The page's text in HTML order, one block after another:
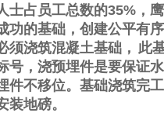
士占员工总数的35% ，
功的基础，创建公平有
须浇筑混凝土基础， 此
号，浇预埋件是要保证
件不移位。基础浇筑完
装地磅。